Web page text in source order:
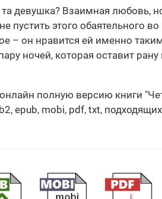
девушка? Взаимная любовь,
пустить этого обаятельного
– он нравится ей именно
ночей, которая оставит
полную версию книги
epub, mobi, pdf, txt,